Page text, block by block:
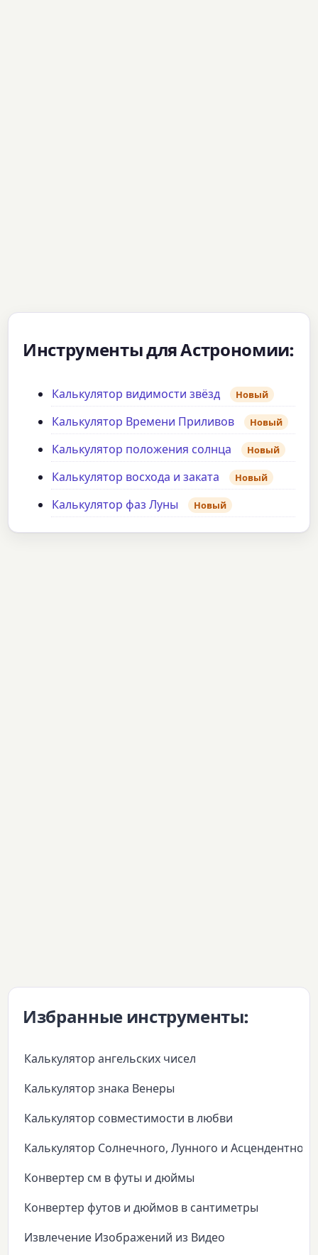
Инструменты для Астрономии:
Калькулятор видимости звёзд Новый
Калькулятор Времени Приливов Новый
Калькулятор положения солнца Новый
Калькулятор восхода и заката Новый
Калькулятор фаз Луны Новый
Избранные инструменты:
Калькулятор ангельских чисел
Калькулятор знака Венеры
Калькулятор совместимости в любви
Калькулятор Солнечного, Лунного и Асцендентного
Конвертер см в футы и дюймы
Конвертер футов и дюймов в сантиметры
Извлечение Изображений из Видео